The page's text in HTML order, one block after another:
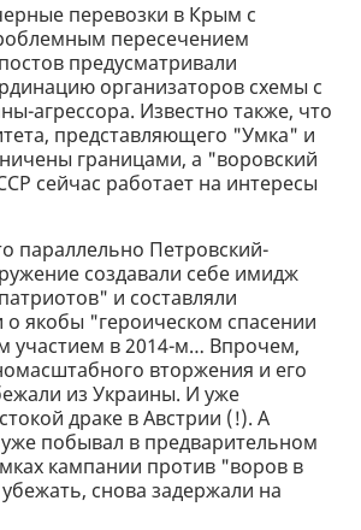
перевозки в Крым с
пересечением
предусматривали
организаторов схемы с
агрессора. Известно также, что
представляющего "Умка" и
границами, а "воровский
сейчас работает на интересы
параллельно Петровский-
создавали себе имидж
и составляли
о якобы "героическом спасении
участием в 2014-м… Впрочем,
вторжения и его
из Украины. И уже
драке в Австрии (!). А
побывал в предварительном
кампании против "воров в
снова задержали на